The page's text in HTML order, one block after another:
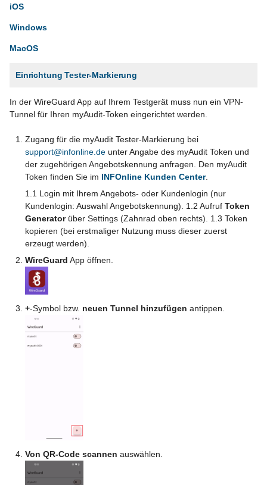
iOS
Windows
MacOS
Einrichtung Tester-Markierung
In der WireGuard App auf Ihrem Testgerät muss nun ein VPN-
Tunnel für Ihren myAudit-Token eingerichtet werden.
Zugang für die myAudit Tester-Markierung bei
support@infonline.de unter Angabe des myAudit Token und
der zugehörigen Angebotskennung anfragen. Den myAudit
Token finden Sie im INFOnline Kunden Center.
1.1 Login mit Ihrem Angebots- oder Kundenlogin (nur
Kundenlogin: Auswahl Angebotskennung). 1.2 AufrufToken
Generatorüber Settings (Zahnrad oben rechts). 1.3 Token
kopieren (bei erstmaliger Nutzung muss dieser zuerst
erzeugt werden).
WireGuard App öffnen.
+-Symbol bzw. neuen Tunnel hinzufügen antippen.
Von QR-Code scannen auswählen.